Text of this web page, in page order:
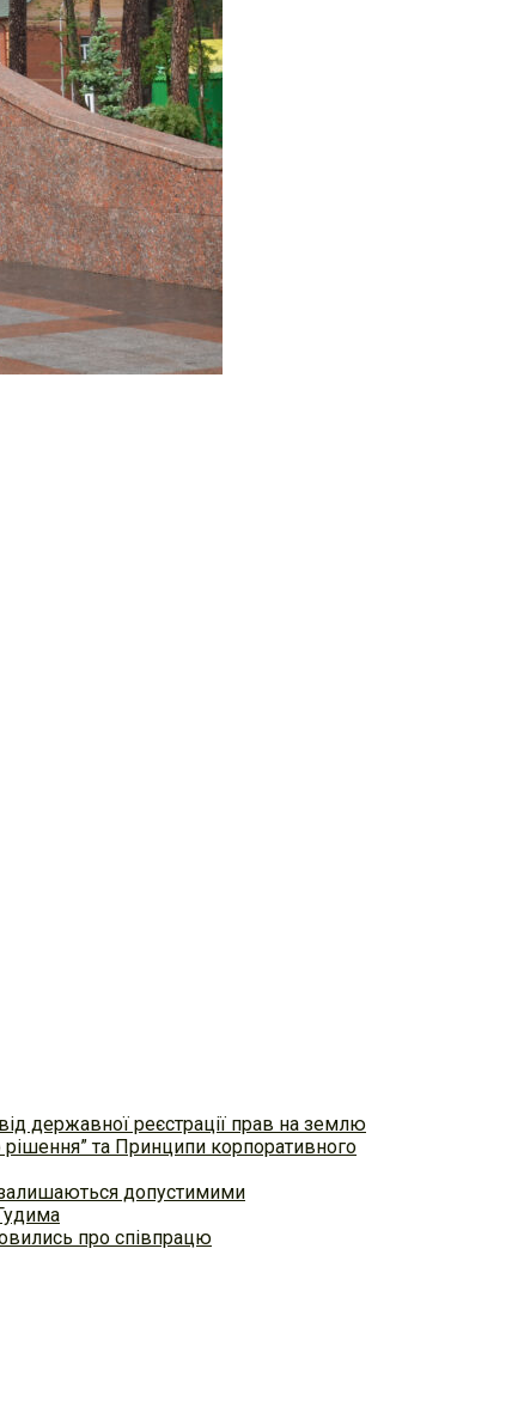
державної реєстрації прав на землю
рішення” та Принципи корпоративного
залишаються допустимими
про співпрацю